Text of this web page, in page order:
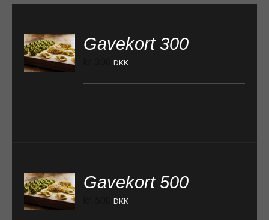
Gavekort 300
DKK
Gavekort 500
DKK